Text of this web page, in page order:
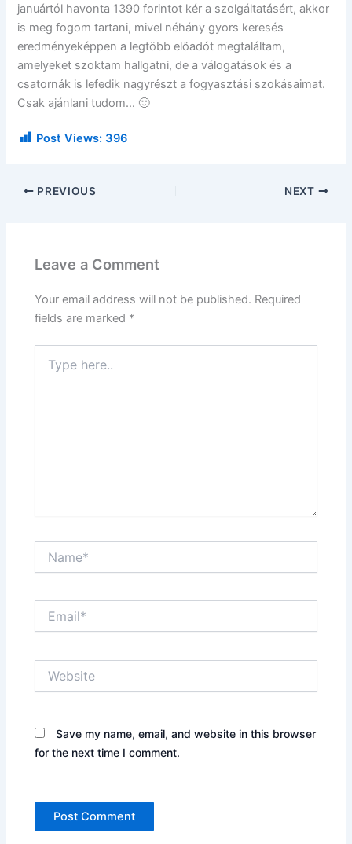
januártól havonta 1390 forintot kér a szolgáltatásért, akkor
is meg fogom tartani, mivel néhány gyors keresés
eredményeképpen a legtöbb előadót megtaláltam,
amelyeket szoktam hallgatni, de a válogatások és a
csatornák is lefedik nagyrészt a fogyasztási szokásaimat.
Csak ajánlani tudom… 🙂
Post Views: 396
PREVIOUS NEXT
Leave a Comment
Your email address will not be published. Required
fields are marked *
here..
Save my name, email, and website in this browser
for the next time I comment.